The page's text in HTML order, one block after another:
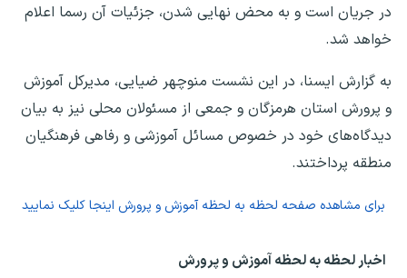
در جریان است و به محض نهایی شدن، جزئیات آن رسما اعلام
خواهد شد.
به گزارش ایسنا، در این نشست منوچهر ضیایی، مدیرکل آموزش
و پرورش استان هرمزگان و جمعی از مسئولان محلی نیز به بیان
دیدگاه‌های خود در خصوص مسائل آموزشی و رفاهی فرهنگیان
منطقه پرداختند.
برای مشاهده صفحه لحظه به لحظه آموزش و پرورش اینجا کلیک نمایید
اخبار لحظه به لحظه آموزش و پرورش